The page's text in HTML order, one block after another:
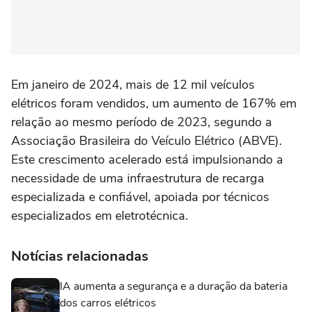
Em janeiro de 2024, mais de 12 mil veículos
elétricos foram vendidos, um aumento de 167% em
relação ao mesmo período de 2023, segundo a
Associação Brasileira do Veículo Elétrico (ABVE).
Este crescimento acelerado está impulsionando a
necessidade de uma infraestrutura de recarga
especializada e confiável, apoiada por técnicos
especializados em eletrotécnica.
Notícias relacionadas
IA aumenta a segurança e a duração da bateria
dos carros elétricos